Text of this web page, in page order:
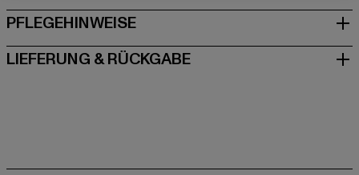
PFLEGEHINWEISE
LIEFERUNG & RÜCKGABE